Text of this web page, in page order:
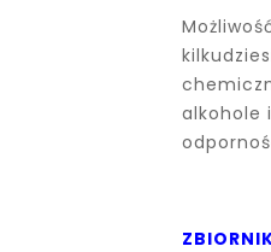
alkohole